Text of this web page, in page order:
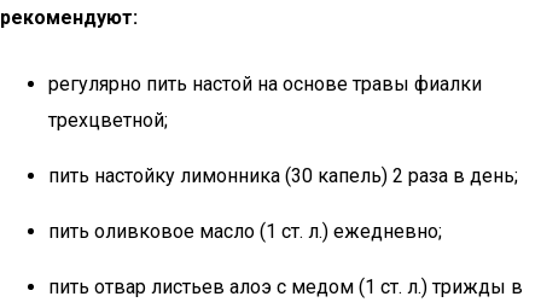
рекомендуют:
регулярно пить настой на основе травы фиалки
трехцветной;
пить настойку лимонника (30 капель) 2 раза в день;
пить оливковое масло (1 ст. л.) ежедневно;
пить отвар листьев алоэ с медом (1 ст. л.) трижды в